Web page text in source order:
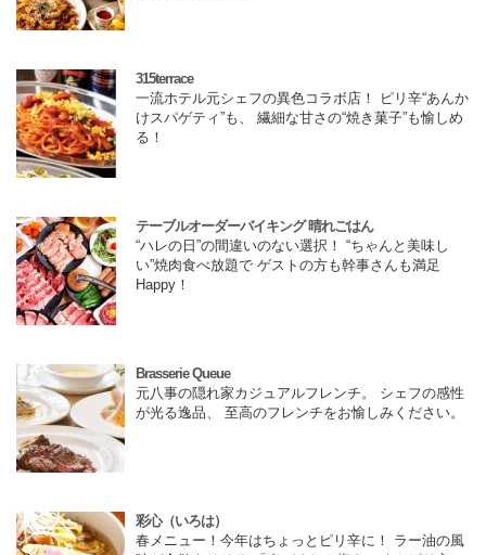
315terrace
一流ホテル元シェフの異色コラボ店！ ピリ辛“あんか
けスパゲティ”も、 繊細な甘さの“焼き菓子”も愉しめ
る！
テーブルオーダーバイキング 晴れごはん
“ハレの日”の間違いのない選択！ “ちゃんと美味し
い”焼肉食べ放題で ゲストの方も幹事さんも満足
Happy！
Brasserie Queue
元八事の隠れ家カジュアルフレンチ。 シェフの感性
が光る逸品、 至高のフレンチをお愉しみください。
彩心（いろは）
春メニュー！今年はちょっとピリ辛に！ ラー油の風